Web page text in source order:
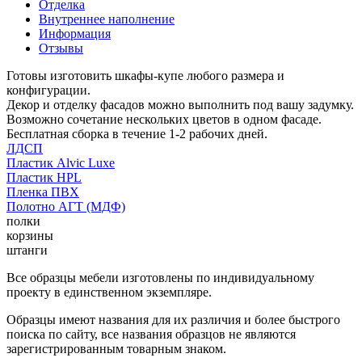
Отделка
Внутреннее наполнение
Информация
Отзывы
Готовы изготовить шкафы-купе любого размера и
конфигурации.
Декор и отделку фасадов можно выполнить под вашу задумку.
Возможно сочетание нескольких цветов в одном фасаде.
Бесплатная сборка в течение 1-2 рабочих дней.
ЛДСП
Пластик Alvic Luxe
Пластик HPL
Пленка ПВХ
Полотно АГТ (МДФ)
полки
корзины
штанги
Все образцы мебели изготовлены по индивидуальному
проекту в единственном экземпляре.
Образцы имеют названия для их различия и более быстрого
поиска по сайту, все названия образцов не являются
зарегистрированным товарным знаком.